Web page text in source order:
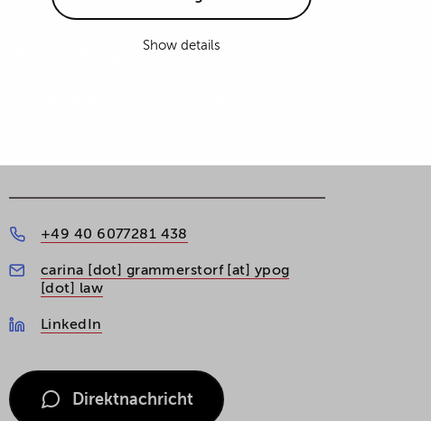
Show details
+49 40 6077281 438
carina [dot] grammerstorf [at] ypog
[dot] law
LinkedIn
Direktnachricht